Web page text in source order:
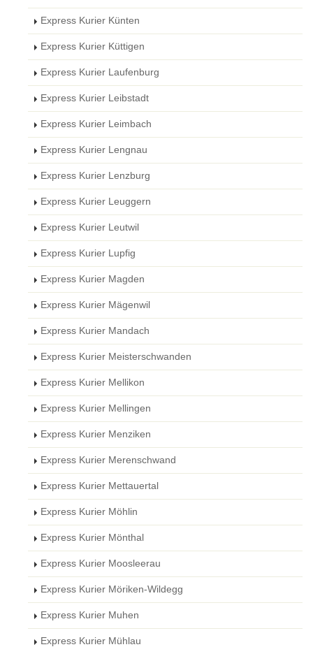
Express Kurier Künten
Express Kurier Küttigen
Express Kurier Laufenburg
Express Kurier Leibstadt
Express Kurier Leimbach
Express Kurier Lengnau
Express Kurier Lenzburg
Express Kurier Leuggern
Express Kurier Leutwil
Express Kurier Lupfig
Express Kurier Magden
Express Kurier Mägenwil
Express Kurier Mandach
Express Kurier Meisterschwanden
Express Kurier Mellikon
Express Kurier Mellingen
Express Kurier Menziken
Express Kurier Merenschwand
Express Kurier Mettauertal
Express Kurier Möhlin
Express Kurier Mönthal
Express Kurier Moosleerau
Express Kurier Möriken-Wildegg
Express Kurier Muhen
Express Kurier Mühlau